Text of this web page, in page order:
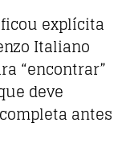
explícita
Italiano
“encontrar”
deve
antes